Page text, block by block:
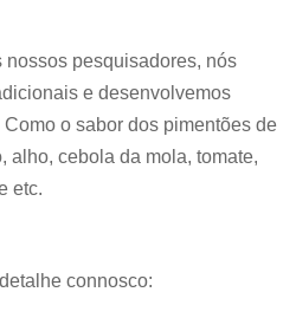
pesquisadores, nós
e desenvolvemos
o sabor dos pimentões de
alho, cebola da mola, tomate,
etc.
connosco: